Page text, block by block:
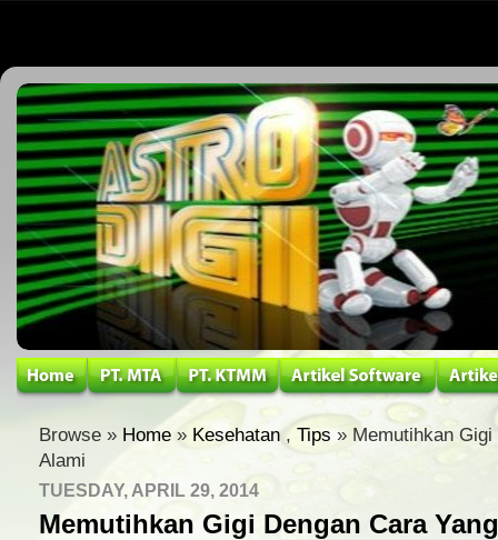
Browse » Home » Kesehatan , Tips» Memutihkan Gigi
Alami
TUESDAY, APRIL 29, 2014
Memutihkan Gigi Dengan Cara